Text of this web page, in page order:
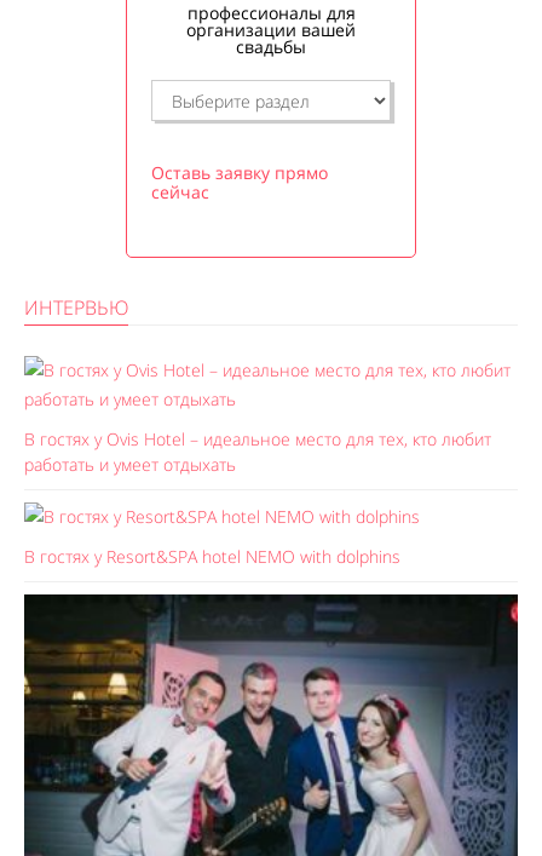
профессионалы для
организации вашей
свадьбы
Оставь заявку прямо
сейчас
ИНТЕРВЬЮ
В гостях у Ovis Hotel – идеальное место для тех, кто любит
работать и умеет отдыхать
В гостях у Resort&SPA hotel NEMO with dolphins